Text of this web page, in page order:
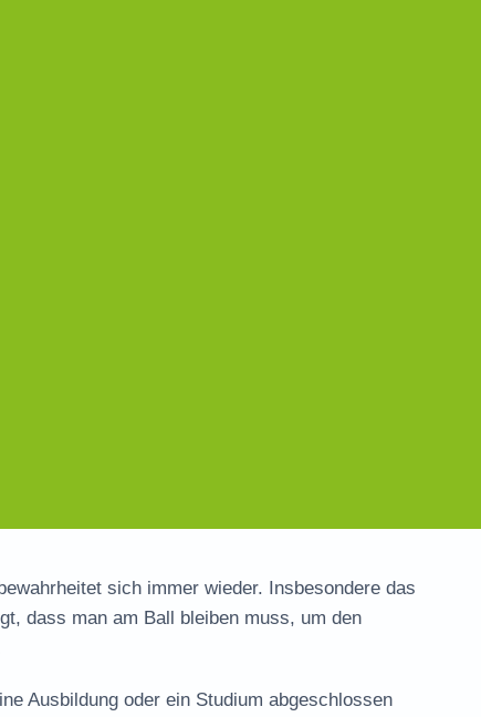
sich immer wieder. Insbesondere das
dass man am Ball bleiben muss, um den
Ausbildung oder ein Studium abgeschlossen